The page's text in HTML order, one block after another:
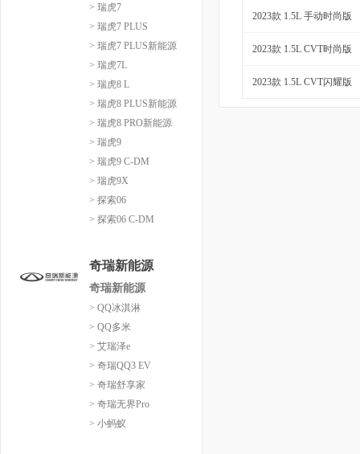
> 瑞虎7
> 瑞虎7 PLUS
> 瑞虎7 PLUS新能源
> 瑞虎7L
> 瑞虎8 L
> 瑞虎8 PLUS新能源
> 瑞虎8 PRO新能源
> 瑞虎9
> 瑞虎9 C-DM
> 瑞虎9X
> 探索06
> 探索06 C-DM
奇瑞新能源
奇瑞新能源
> QQ冰淇淋
> QQ多米
> 艾瑞泽e
> 奇瑞QQ3 EV
> 奇瑞舒享家
> 奇瑞无界Pro
> 小蚂蚁
2023款 1.5L 手动时尚版
2023款 1.5L CVT时尚版
2023款 1.5L CVT闪耀版